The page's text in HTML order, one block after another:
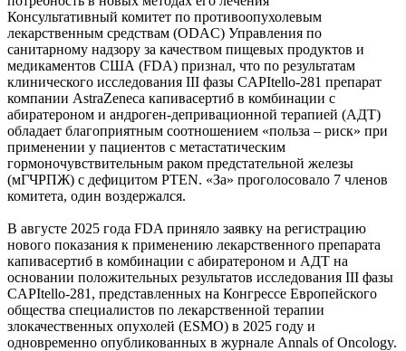
Консультативный комитет по противоопухолевым
лекарственным средствам (ODAC) Управления по
санитарному надзору за качеством пищевых продуктов и
медикаментов США (FDA) признал, что по результатам
клинического исследования III фазы CAPItello-281 препарат
компании AstraZeneca капивасертиб в комбинации с
абиратероном и андроген-депривационной терапией (АДТ)
обладает благоприятным соотношением «польза – риск» при
применении у пациентов с метастатическим
гормоночувствительным раком предстательной железы
(мГЧРПЖ) с дефицитом PTEN. «За» проголосовало 7 членов
комитета, один воздержался.
В августе 2025 года FDA приняло заявку на регистрацию
нового показания к применению лекарственного препарата
капивасертиб в комбинации с абиратероном и АДТ на
основании положительных результатов исследования III фазы
CAPItello-281, представленных на Конгрессе Европейского
общества специалистов по лекарственной терапии
злокачественных опухолей (ESMO) в 2025 году и
одновременно опубликованных в журнале Annals of Oncology.